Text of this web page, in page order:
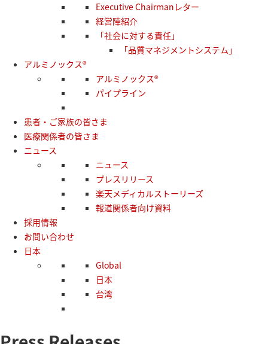
Executive Chairmanレター
経営陣紹介
「社会に対する責任」
「品質マネジメントシステム」
アルミノックス®
アルミノックス®
パイプライン
患者・ご家族の皆さま
医療関係者の皆さま
ニュース
ニュース
プレスリリース
楽天メディカルストーリーズ
報道関係者向け資料
採用情報
お問い合わせ
日本
Global
日本
台湾